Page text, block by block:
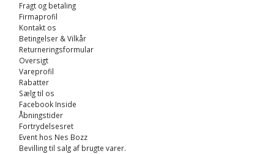
Fragt og betaling
Firmaprofil
Kontakt os
Betingelser & Vilkår
Returneringsformular
Oversigt
Vareprofil
Rabatter
Sælg til os
Facebook Inside
Åbningstider
Fortrydelsesret
Event hos Nes Bozz
Bevilling til salg af brugte varer.